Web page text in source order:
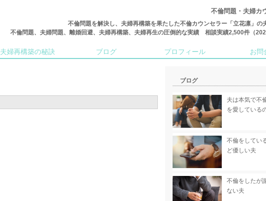
不倫問題・夫婦カ
不倫問題を解決し、夫婦再構築を果たした不倫カウンセラー「立花凛」の
不倫問題、夫婦問題、離婚回避、夫婦再構築、夫婦再生の圧倒的な実績 相談実績2,500件（
夫婦再構築の秘訣 ブログ プロフィール お問
ブログ
夫は本気で不
を愛している
不倫をしてい
ど優しい夫
不倫をしたが
ない夫